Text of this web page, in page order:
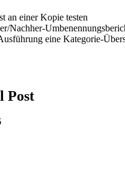
an einer Kopie testen
Nachher-
eine Kategorie-
Post